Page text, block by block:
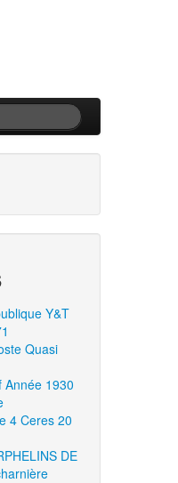
Y&T
Quasi
Année 1930
4 Ceres 20
DE